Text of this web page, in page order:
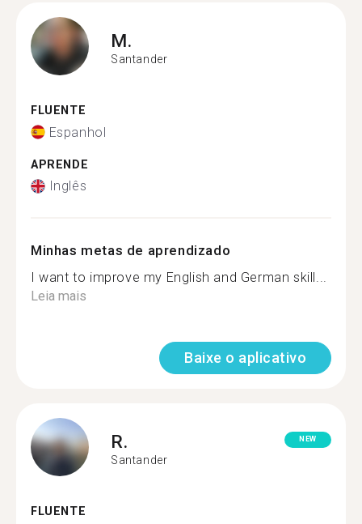
M.
Santander
FLUENTE
Espanhol
APRENDE
Inglês
Minhas metas de aprendizado
I want to improve my English and German skill...
Leia mais
Baixe o aplicativo
R.
Santander
NEW
FLUENTE